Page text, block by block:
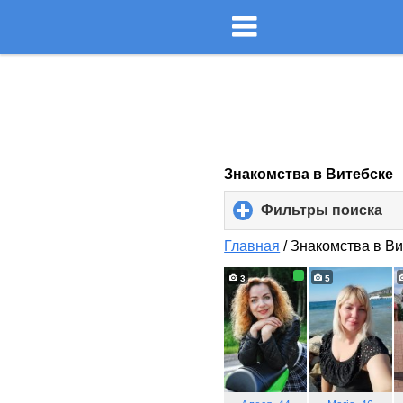
Знакомства в Витебске
Фильтры поиска
to
Главная /Знакомства в
3 5